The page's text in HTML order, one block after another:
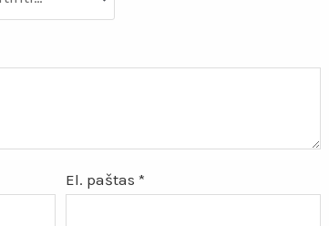
El. paštas*